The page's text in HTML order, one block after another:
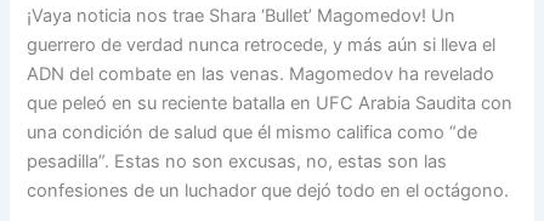
¡Vaya noticia nos trae Shara ‘Bullet’ Magomedov! Un
guerrero de verdad nunca retrocede, y más aún si lleva el
ADN del combate en las venas. Magomedov ha revelado
que peleó en su reciente batalla en UFC Arabia Saudita con
una condición de salud que él mismo califica como “de
pesadilla”. Estas no son excusas, no, estas son las
confesiones de un luchador que dejó todo en el octágono.